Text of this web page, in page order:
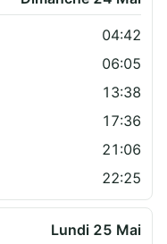
04:42
06:05
13:38
17:36
21:06
22:25
Lundi 25 Mai